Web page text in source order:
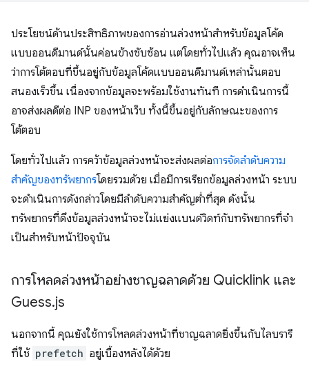
ประโยชน์ด้านประสิทธิภาพของการอ่านล่วงหน้าสำหรับข้อมูลโค้ด
แบบออนดีมานด์นั้นค่อนข้างซับซ้อน แต่โดยทั่วไปแล้ว คุณอาจเห็น
ว่าการโต้ตอบที่ขึ้นอยู่กับข้อมูลโค้ดแบบออนดีมานด์เหล่านั้นตอบ
สนองเร็วขึ้น เนื่องจากข้อมูลจะพร้อมใช้งานทันที การดำเนินการนี้
อาจส่งผลดีต่อ INP ของหน้าเว็บ ทั้งนี้ขึ้นอยู่กับลักษณะของการ
โต้ตอบ
โดยทั่วไปแล้ว การคว้าข้อมูลล่วงหน้าจะส่งผลต่อการจัดลําดับความ
สําคัญของทรัพยากรโดยรวมด้วย เมื่อมีการเรียกข้อมูลล่วงหน้า ระบบ
จะดำเนินการดังกล่าวโดยมีลำดับความสำคัญต่ำที่สุด ดังนั้น
ทรัพยากรที่ดึงข้อมูลล่วงหน้าจะไม่แย่งแบนด์วิดท์กับทรัพยากรที่จํา
เป็นสําหรับหน้าปัจจุบัน
การโหลดล่วงหน้าอย่างชาญฉลาดด้วย Quicklink และ
Guess.js
นอกจากนี้ คุณยังใช้การโหลดล่วงหน้าที่ชาญฉลาดยิ่งขึ้นกับไลบรารี
ที่ใช้ prefetch อยู่เบื้องหลังได้ด้วย